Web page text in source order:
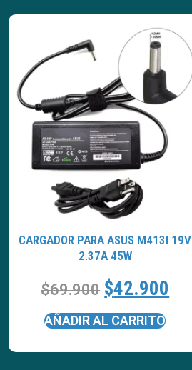
CARGADOR PARA ASUS M413I 19V
2.37A 45W
$69.900 $42.900
AÑADIR AL CARRITO